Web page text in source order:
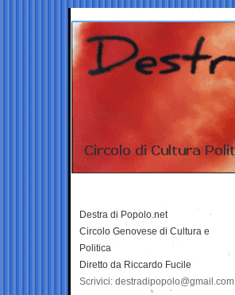
Destra di Popolo.net
Circolo Genovese di Cultura e
Politica
Diretto da Riccardo Fucile
Scrivici: destradipopolo@gmail.com